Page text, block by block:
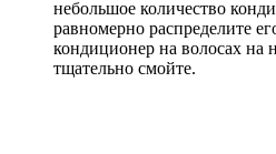
небольшое количество
равномерно распределите
кондиционер на волосах на
тщательно смойте.